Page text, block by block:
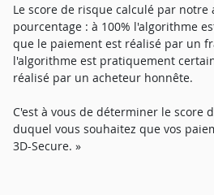
Le score de risque calculé par
pourcentage : à 100% l'algorithme
que le paiement est réalisé par un
l'algorithme est pratiquement
réalisé par un acheteur honnête.
C'est à vous de déterminer le score
duquel vous souhaitez que vos
3D-Secure. »